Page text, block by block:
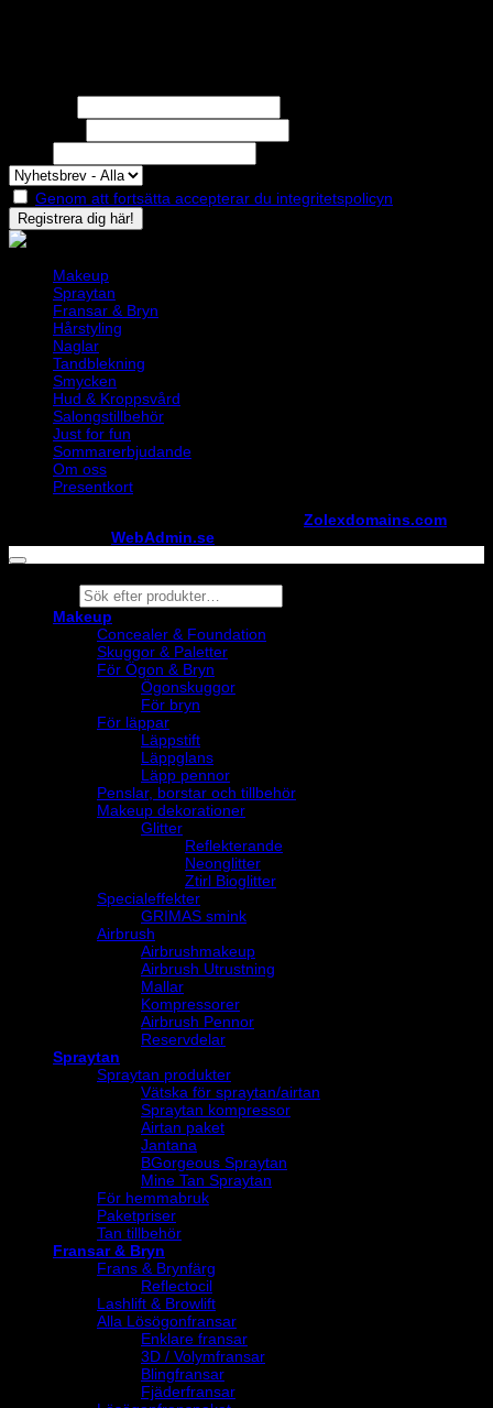
Genom att fortsätta accepterar du integritetspolicyn
Makeup
Spraytan
Fransar & Bryn
Hårstyling
Naglar
Tandblekning
Smycken
Hud & Kroppsvård
Salongstillbehör
Just for fun
Sommarerbjudande
Om oss
Presentkort
Zolexdomains.com
WebAdmin.se
Products
search
Makeup
Concealer & Foundation
Skuggor & Paletter
För Ögon & Bryn
Ögonskuggor
För bryn
För läppar
Läppstift
Läppglans
Läpp pennor
Penslar, borstar och tillbehör
Makeup dekorationer
Glitter
Reflekterande
Neonglitter
Ztirl Bioglitter
Specialeffekter
GRIMAS smink
Airbrush
Airbrushmakeup
Airbrush Utrustning
Mallar
Kompressorer
Airbrush Pennor
Reservdelar
Spraytan
Spraytan produkter
Vätska för spraytan/airtan
Spraytan kompressor
Airtan paket
Jantana
BGorgeous Spraytan
Mine Tan Spraytan
För hemmabruk
Paketpriser
Tan tillbehör
Fransar & Bryn
Frans & Brynfärg
Reflectocil
Lashlift & Browlift
Alla Lösögonfransar
Enklare fransar
3D / Volymfransar
Blingfransar
Fjäderfransar